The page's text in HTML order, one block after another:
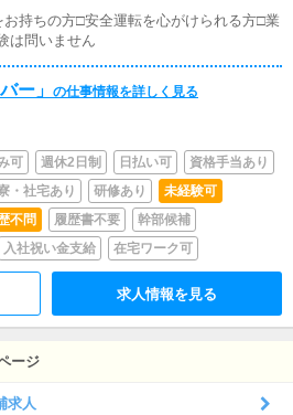
持ちの方□安全運転を心がけられる方□業
は問いません
ー」 の仕事情報を詳しく見る
可 週休2日制 日払い可
資格手当あり
・社宅あり 研修あり
未経験可
不問 履歴書不要
幹部候補
入社祝い金支給 在宅ワーク可
求人情報を見る
ージ
求人